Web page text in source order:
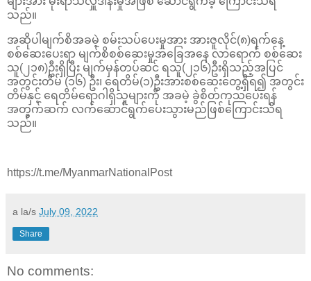
သည်။
အဆိုပါမျက်စိအခမဲ့ စမ်းသပ်ပေးမှုအား အားဇူလိုင်(၈)ရက်နေ့
စစ်ဆေးပေးရာ မျက်စိစစ်ဆေးမှုအခြေအနေ လာရောက် စစ်ဆေး
သူ(၂၁၈)ဦးရှိပြီး မျက်မှန်တပ်ဆင် ရသူ(၂၁၆)ဦးရှိသည့်အပြင်
အတွင်းတိမ် (၁၆) ဦး၊ ရေတိမ်(၁)ဦးအားစစ်ဆေးတွေ့ရှိရ၍ အတွင်း
တိမ်နှင့် ရေတိမ်ရောဂါရှိသူများကို အခမဲ့ ခွဲစိတ်ကုသပေးရန်
အတွက်ဆက် လက်ဆောင်ရွက်ပေးသွားမည်ဖြစ်ကြောင်းသိရ
သည်။
https://t.me/MyanmarNationalPost
a la/s July 09, 2022
Share
No comments: